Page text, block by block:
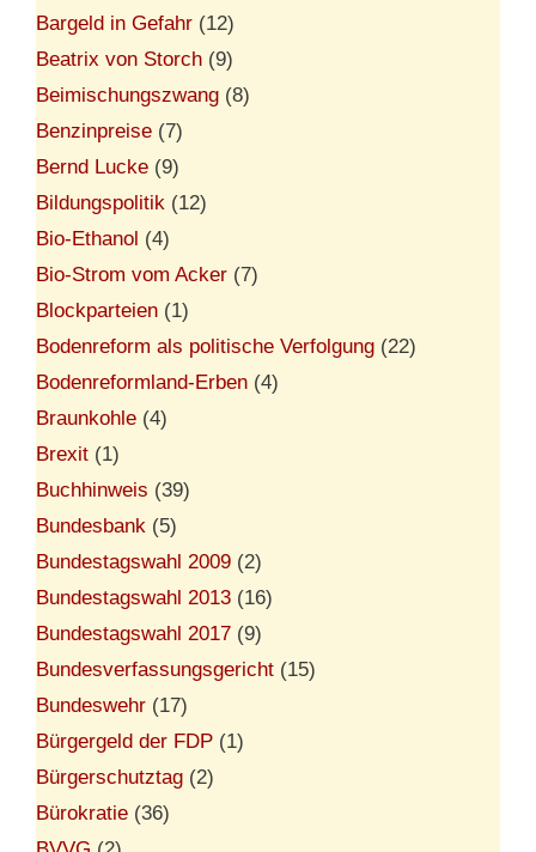
Bargeld in Gefahr (12)
Beatrix von Storch (9)
Beimischungszwang (8)
Benzinpreise (7)
Bernd Lucke (9)
Bildungspolitik (12)
Bio-Ethanol (4)
Bio-Strom vom Acker (7)
Blockparteien (1)
Bodenreform als politische Verfolgung (22)
Bodenreformland-Erben (4)
Braunkohle (4)
Brexit (1)
Buchhinweis (39)
Bundesbank (5)
Bundestagswahl 2009 (2)
Bundestagswahl 2013 (16)
Bundestagswahl 2017 (9)
Bundesverfassungsgericht (15)
Bundeswehr (17)
Bürgergeld der FDP (1)
Bürgerschutztag (2)
Bürokratie (36)